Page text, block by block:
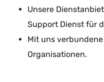
Unsere
Support Dienst für
Mit uns
Organisationen.